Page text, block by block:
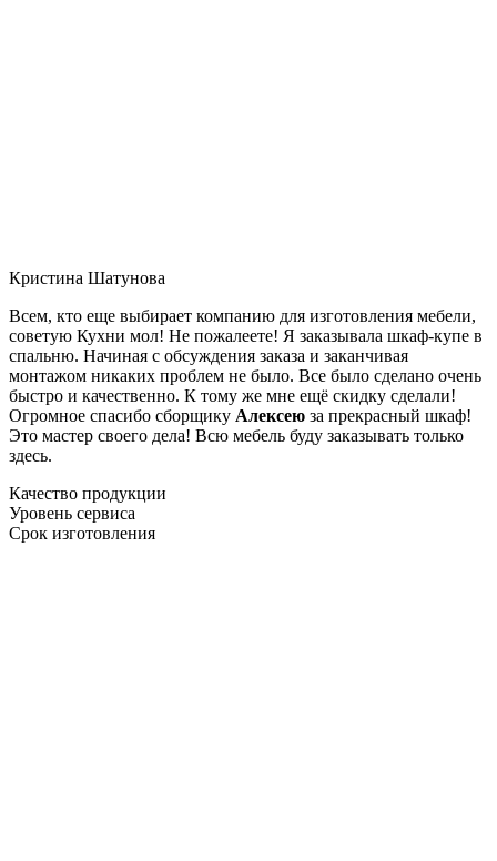
Кристина Шатунова
Всем, кто еще выбирает компанию для изготовления мебели,
советую Кухни мол! Не пожалеете! Я заказывала шкаф-купе в
спальню. Начиная с обсуждения заказа и заканчивая
монтажом никаких проблем не было. Все было сделано очень
быстро и качественно. К тому же мне ещё скидку сделали!
Огромное спасибо сборщику Алексею за прекрасный шкаф!
Это мастер своего дела! Всю мебель буду заказывать только
здесь.
Качество продукции
Уровень сервиса
Срок изготовления